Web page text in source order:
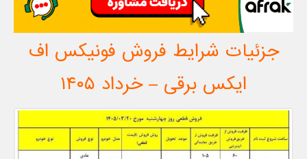
جزئیات شرایط فروش فونیکس اف
ایکس برقی – خرداد ۱۴۰۵